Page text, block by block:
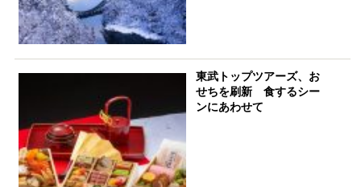
東武トップツアーズ、お
せちを刷新 食するシー
ンにあわせて